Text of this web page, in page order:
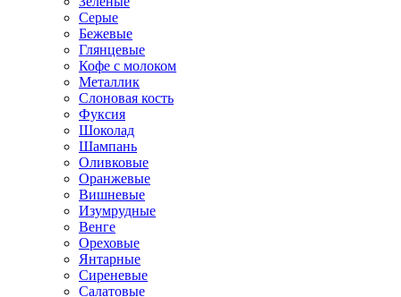
Серые
Бежевые
Глянцевые
Кофе с молоком
Металлик
Слоновая кость
Фуксия
Шоколад
Шампань
Оливковые
Оранжевые
Вишневые
Изумрудные
Венге
Ореховые
Янтарные
Сиреневые
Салатовые